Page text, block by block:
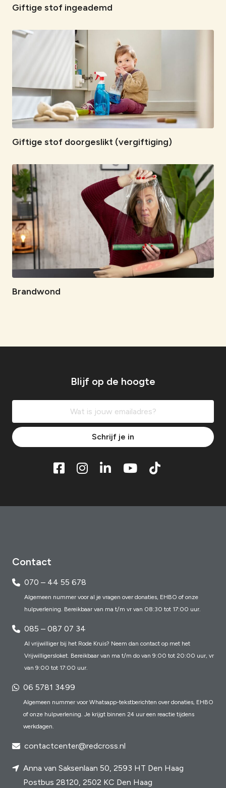
Giftige stof ingeademd
Giftige stof doorgeslikt (vergiftiging)
Brandwond
Blijf op de hoogte
Schrijf je in
Contact
070 – 44 55 678
Algemeen nummer voor al je vragen over donaties, EHBO of onze
hulpverlening. Bereikbaar van ma t/m vr van 08:30 tot 17:00 uur.
085 – 087 07 34
Al vrijwilliger bij het Rode Kruis? Neem dan contact op met het
Vrijwilligersloket. Bereikbaar van ma t/m do van 9:00 tot 20:00 uur, vr
van 9:00 tot 17:00 uur.
06 5781 3499
Algemeen nummer voor Whatsapp-tekstberichten over donaties, EHBO
of onze hulpverlening. Je krijgt binnen 24 uur een reactie tijdens
werkdagen.
contactcenter@redcross.nl
Anna van Saksenlaan 50, 2593 HT Den Haag
Postbus 28120, 2502 KC Den Haag